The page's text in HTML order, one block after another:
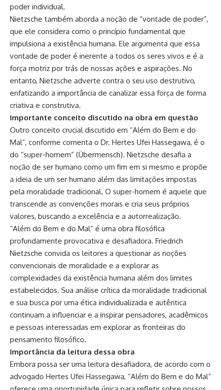
poder individual.
Nietzsche também aborda a noção de “vontade de poder”,
que ele considera como o princípio fundamental que
impulsiona a existência humana. Ele argumenta que essa
vontade de poder é inerente a todos os seres vivos e é a
força motriz por trás de nossas ações e aspirações. No
entanto, Nietzsche adverte contra o seu uso destrutivo,
enfatizando a importância de canalizar essa força de forma
criativa e construtiva.
Importante conceito discutido na obra em questão
Outro conceito crucial discutido em “Além do Bem e do
Mal”, conforme comenta o Dr. Hertes Ufei Hassegawa, é o
do “super-homem” (Übermensch). Nietzsche desafia a
noção de ser humano como um fim em si mesmo e propõe
a ideia de um ser humano além das limitações impostas
pela moralidade tradicional. O super-homem é aquele que
transcende as convenções morais e cria seus próprios
valores, buscando a excelência e a autorrealização.
“Além do Bem e do Mal” é uma obra filosófica
profundamente provocativa e desafiadora. Friedrich
Nietzsche convida os leitores a questionar as noções
convencionais de moralidade e a explorar as
complexidades da existência humana além dos limites
estabelecidos. Sua análise crítica da moralidade tradicional
e sua busca por uma ética individualizada e autêntica
continuam a influenciar e a inspirar pensadores, acadêmicos
e pessoas interessadas em explorar as fronteiras do
pensamento filosófico.
Importância da leitura dessa obra
Embora possa ser uma leitura desafiadora, de acordo com o
advogado Hertes Ufei Hassegawa, “Além do Bem e do Mal”